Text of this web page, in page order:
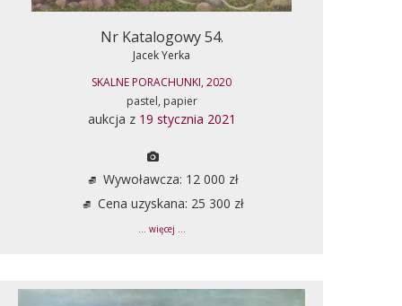
Nr Katalogowy 54.
Jacek Yerka
SKALNE PORACHUNKI, 2020
pastel, papier
aukcja z 19 stycznia 2021
Wywoławcza: 12 000 zł
Cena uzyskana: 25 300 zł
... więcej ...